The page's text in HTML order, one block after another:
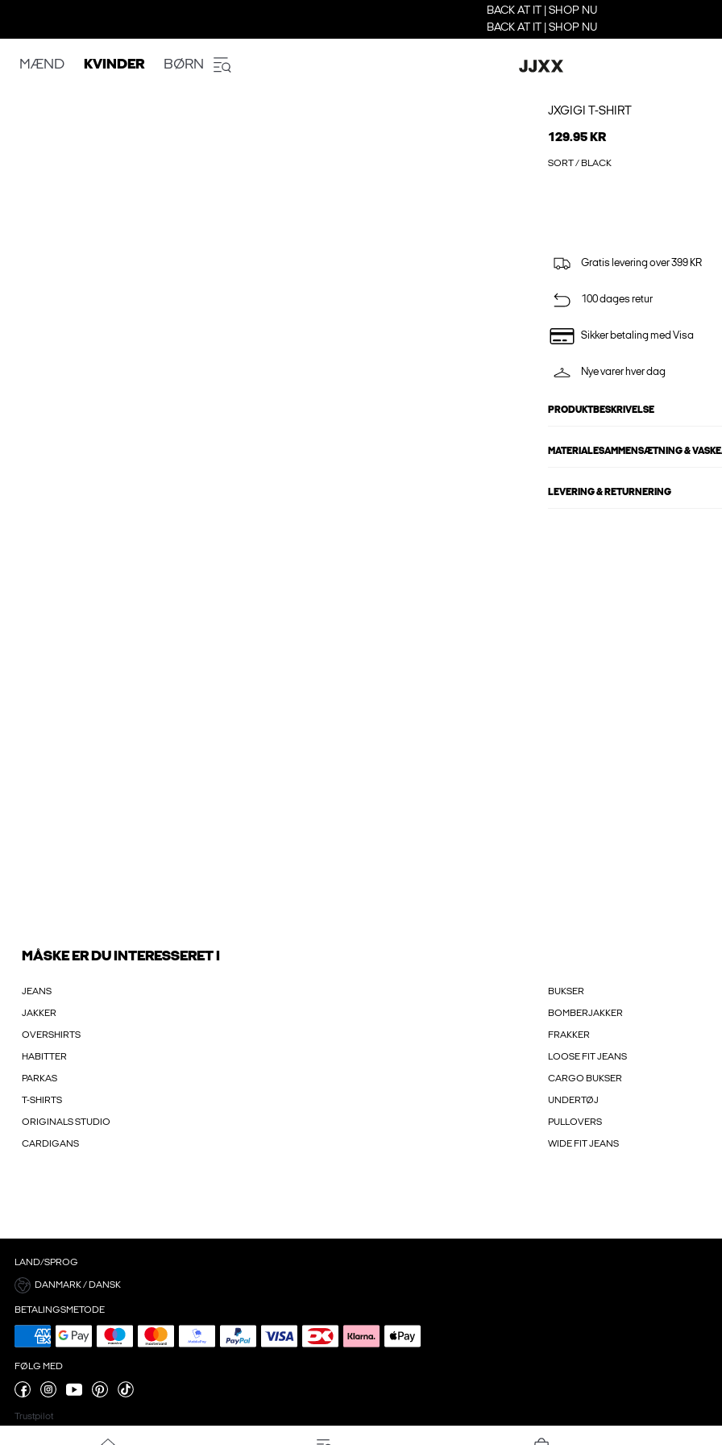
BACK AT IT | SHOP NU
BACK AT IT | SHOP NU
MÆND KVINDER BØRN
JXGIGI T-SHIRT
129.95 KR
SORT / BLACK
Gratis levering over 399 KR
100 dages retur
Sikker betaling med Visa
Nye varer hver dag
PRODUKTBESKRIVELSE
MATERIALESAMMENSÆTNING &
LEVERING & RETURNERING
MÅSKE ER DU INTERESSERET I
JEANS BUKSER
JAKKER BOMBERJAKKER
OVERSHIRTS FRAKKER
HABITTER LOOSE FIT JEANS
PARKAS CARGO BUKSER
T-SHIRTS UNDERTØJ
ORIGINALS STUDIO PULLOVERS
CARDIGANS WIDE FIT JEANS
LAND/SPROG
DANMARK / DANSK
BETALINGSMETODE
FØLG MED
Trustpilot